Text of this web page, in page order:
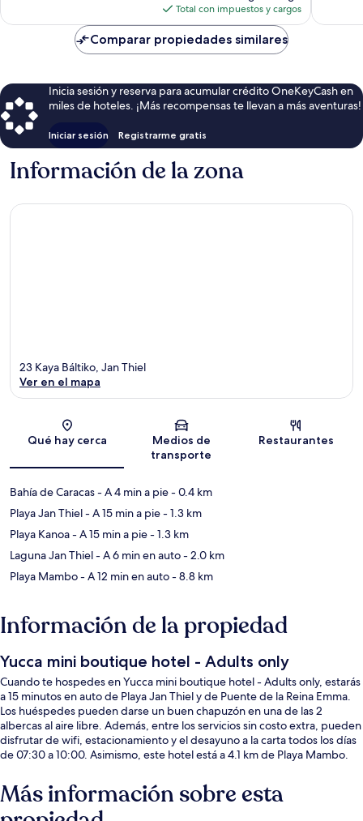
actual
es
de
$151
Total con impuestos y cargos
Comparar propiedades similares
Inicia sesión y reserva para acumular crédito OneKeyCash en
miles de hoteles. ¡Más recompensas te llevan a más aventuras!
Iniciar sesión Registrarme gratis
Información de la zona
Sección del mapa
23 Kaya Báltiko, Jan Thiel
Ver en el mapa
Qué hay cerca
Medios de
transporte
Restaurantes
Bahía de Caracas- A 4 min a pie- 0.4 km
Playa Jan Thiel- A 15 min a pie- 1.3 km
Playa Kanoa- A 15 min a pie- 1.3 km
Laguna Jan Thiel- A 6 min en auto- 2.0 km
Playa Mambo- A 12 min en auto- 8.8 km
Información de la propiedad
Yucca mini boutique hotel - Adults only
Cuando te hospedes en Yucca mini boutique hotel - Adults only, estarás
a 15 minutos en auto de Playa Jan Thiel y de Puente de la Reina Emma.
Los huéspedes pueden darse un buen chapuzón en una de las 2
albercas al aire libre. Además, entre los servicios sin costo extra, pueden
disfrutar de wifi, estacionamiento y el desayuno a la carta todos los días
de 07:30 a 10:00. Asimismo, este hotel está a 4.1 km de Playa Mambo.
Más información sobre esta